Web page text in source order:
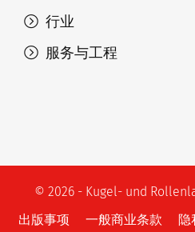
行业
服务与工程
© 2026 - Kugel- und
出版事项
一般商业条款 隐